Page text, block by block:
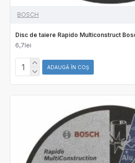
BOSCH
Disc de taiere Rapido Multiconstruct
6,7lei
ADAUGĂ ÎN COŞ